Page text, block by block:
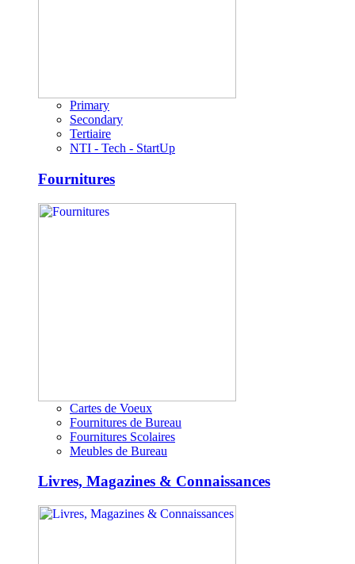
Primary
Secondary
Tertiaire
NTI - Tech - StartUp
Fournitures
Cartes de Voeux
Fournitures de Bureau
Fournitures Scolaires
Meubles de Bureau
Livres, Magazines & Connaissances